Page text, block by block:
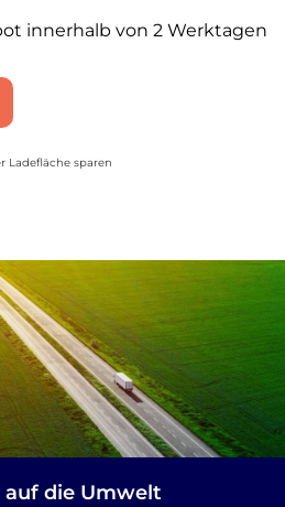
innerhalb von 2 Werktagen
Ladefläche sparen
auf die Umwelt